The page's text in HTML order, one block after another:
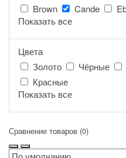
Brown
Cande
Показать все
Цвета
Золото
Чёрные
Красные
Показать все
Сравнение товаров (0)